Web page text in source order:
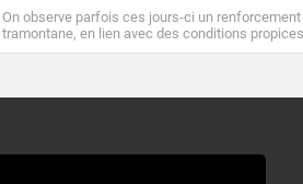
On observe parfois ces jours-ci un renforcement
tramontane, en lien avec des conditions
de forêt. Mais qu'est-ce que la tramontane ?
à nord-ouest, dans un secteur qui part du
monts, en allusion aux régions montagneuses